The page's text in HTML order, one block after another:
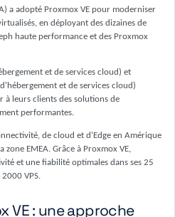
a adopté Proxmox VE pour moderniser
en déployant des dizaines de
haute performance et des Proxmox
et de services cloud) et
et de services cloud)
à leurs clients des solutions de
performantes.
de cloud et d'Edge en Amérique
zone EMEA. Grâce à Proxmox VE,
et une fiabilité optimales dans ses 25
VPS.
VE : une approche